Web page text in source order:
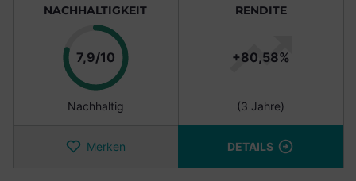
NACHHALTIGKEIT
7,9/10Punkte
Nachhaltig
RENDITE
+80,58%
(3 Jahre)
Merken DETAILS